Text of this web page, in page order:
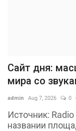
Сайт дня:
мира со
admin Aug 7, 2026 0
Источник:
названии